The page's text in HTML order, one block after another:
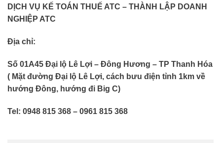
DỊCH VỤ KẾ TOÁN THUẾ ATC – THÀNH LẬP DOANH
NGHIỆP ATC
Địa chỉ:
Số 01A45 Đại lộ Lê Lợi – Đông Hương – TP Thanh Hóa
( Mặt đường Đại lộ Lê Lợi, cách bưu điện tỉnh 1km về
hướng Đông, hướng đi Big C)
Tel: 0948 815 368 – 0961 815 368